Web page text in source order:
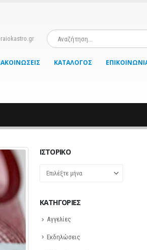
ΚΑΤΆΛΟΓΟΣ
ΙΣΤΟΡΙΚΌ
Ιστορικό
KΑΤΗΓΟΡΊΕΣ
Αγγελίες
Εκδηλώσεις